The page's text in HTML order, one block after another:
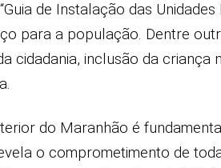
de Instalação das
para a população. Dentre
cidadania, inclusão da criança
do Maranhão é
o comprometimento de